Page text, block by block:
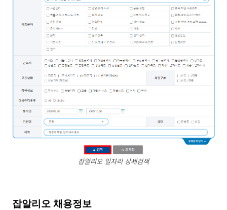
잡알리오 일자리 상세검색
잡알리오 채용정보